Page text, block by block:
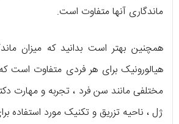
ماندگاری آنها متفاوت است.
همچنین بهتر است بدانید که میزان
هیالورونیک برای هر فردی متفاوت است
مختلفی مانند سن فرد ، تجربه و مهارت
ژل ، ناحیه تزریق و تکنیک مورد استفاده